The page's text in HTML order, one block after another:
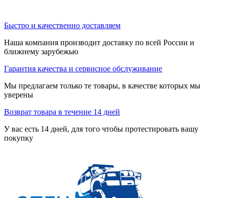
Быстро и качественно доставляем
Наша компания производит доставку по всей России и
ближнему зарубежью
Гарантия качества и сервисное обслуживание
Мы предлагаем только те товары, в качестве которых мы
уверены
Возврат товара в течение 14 дней
У вас есть 14 дней, для того чтобы протестировать вашу
покупку